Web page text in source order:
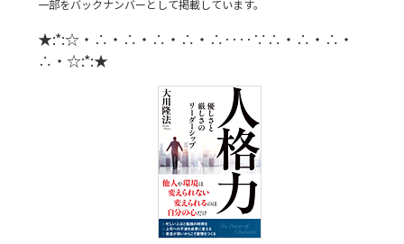
一部をバックナンバーとして掲載しています。
★:*:☆・∴・∴・∴・∴・∴‥‥∵∴・∴・∴・
∴・☆:*:★